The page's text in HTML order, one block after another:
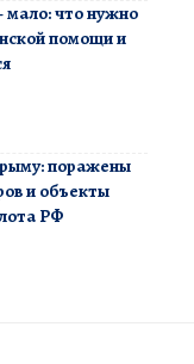
мало: что нужно
помощи и
поражены
и объекты
РФ